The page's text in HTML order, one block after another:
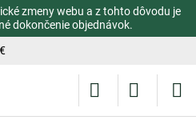
zmeny webu a z tohto dôvodu je
dokončenie objednávok.